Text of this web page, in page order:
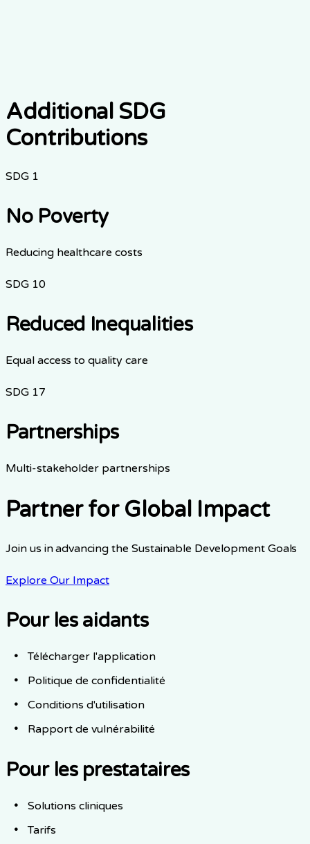
Additional SDG
Contributions
SDG 1
No Poverty
Reducing healthcare costs
SDG 10
Reduced Inequalities
Equal access to quality care
SDG 17
Partnerships
Multi-stakeholder partnerships
Partner for Global Impact
Join us in advancing the Sustainable Development Goals
Explore Our Impact
Pour les aidants
Télécharger l'application
Politique de confidentialité
Conditions d'utilisation
Rapport de vulnérabilité
Pour les prestataires
Solutions cliniques
Tarifs